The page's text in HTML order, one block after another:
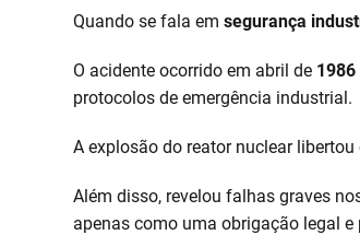
Quando se fala emsegurança
O acidente ocorrido em abril de 1986
protocolos de emergência industrial.
A explosão do reator nuclear
Além disso, revelou falhas graves
apenas como uma obrigação legal